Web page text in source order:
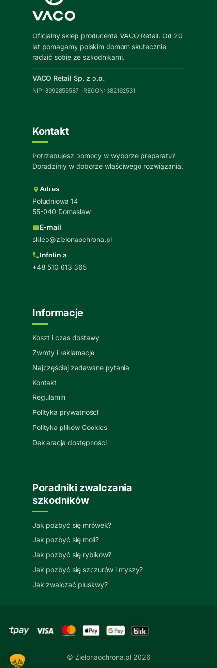
Oficjalny sklep producenta VACO Retail. Od 20
lat pomagamy polskim domom skutecznie
radzić sobie ze szkodnikami.
VACO Retail Sp. z o.o.
NIP: 8992855587 · REGON: 382162531
Kontakt
Potrzebujesz pomocy w wyborze preparatu?
Doradzimy w doborze właściwego rozwiązania.
Adres
Południowa 14
55-040 Domasław
E-mail
sklep@zielonaochrona.pl
Infolinia
+48 510 013 365
Informacje
Koszt i czas dostawy
Zwroty i reklamacje
Najczęściej zadawane pytania
Kontakt
Regulamin
Polityka prywatności
Polityka plików Cookies
Deklaracja dostępności
Poradniki zwalczania
szkodników
Jak pozbyć się mrówek?
Jak pozbyć się moli?
Jak pozbyć się rybików?
Jak pozbyć się szczurów i myszy?
Jak zwalczać pluskwy?
© Zielonaochrona.pl 2026